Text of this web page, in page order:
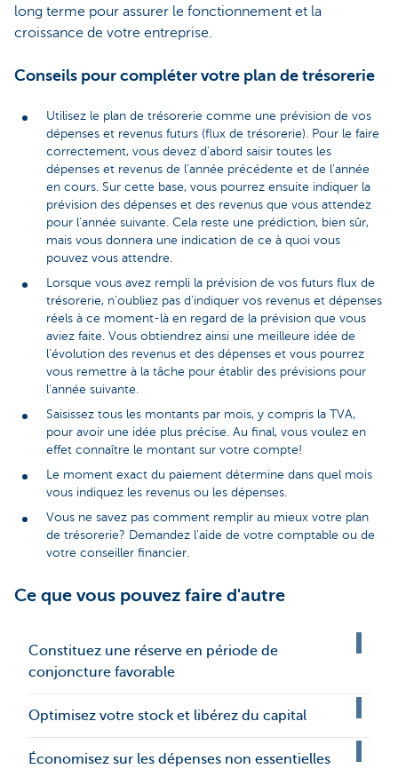
long terme pour assurer le fonctionnement et la
croissance de votre entreprise.
Conseils pour compléter votre plan de trésorerie
Utilisez le plan de trésorerie comme une prévision de vos
dépenses et revenus futurs (flux de trésorerie). Pour le faire
correctement, vous devez d'abord saisir toutes les
dépenses et revenus de l'année précédente et de l'année
en cours. Sur cette base, vous pourrez ensuite indiquer la
prévision des dépenses et des revenus que vous attendez
pour l'année suivante. Cela reste une prédiction, bien sûr,
mais vous donnera une indication de ce à quoi vous
pouvez vous attendre.
Lorsque vous avez rempli la prévision de vos futurs flux de
trésorerie, n'oubliez pas d'indiquer vos revenus et dépenses
réels à ce moment-là en regard de la prévision que vous
aviez faite. Vous obtiendrez ainsi une meilleure idée de
l'évolution des revenus et des dépenses et vous pourrez
vous remettre à la tâche pour établir des prévisions pour
l'année suivante.
Saisissez tous les montants par mois, y compris la TVA,
pour avoir une idée plus précise. Au final, vous voulez en
effet connaître le montant sur votre compte!
Le moment exact du paiement détermine dans quel mois
vous indiquez les revenus ou les dépenses.
Vous ne savez pas comment remplir au mieux votre plan
de trésorerie? Demandez l'aide de votre comptable ou de
votre conseiller financier.
Ce que vous pouvez faire d'autre
Constituez une réserve en période de
conjoncture favorable
Optimisez votre stock et libérez du capital
Économisez sur les dépenses non essentielles